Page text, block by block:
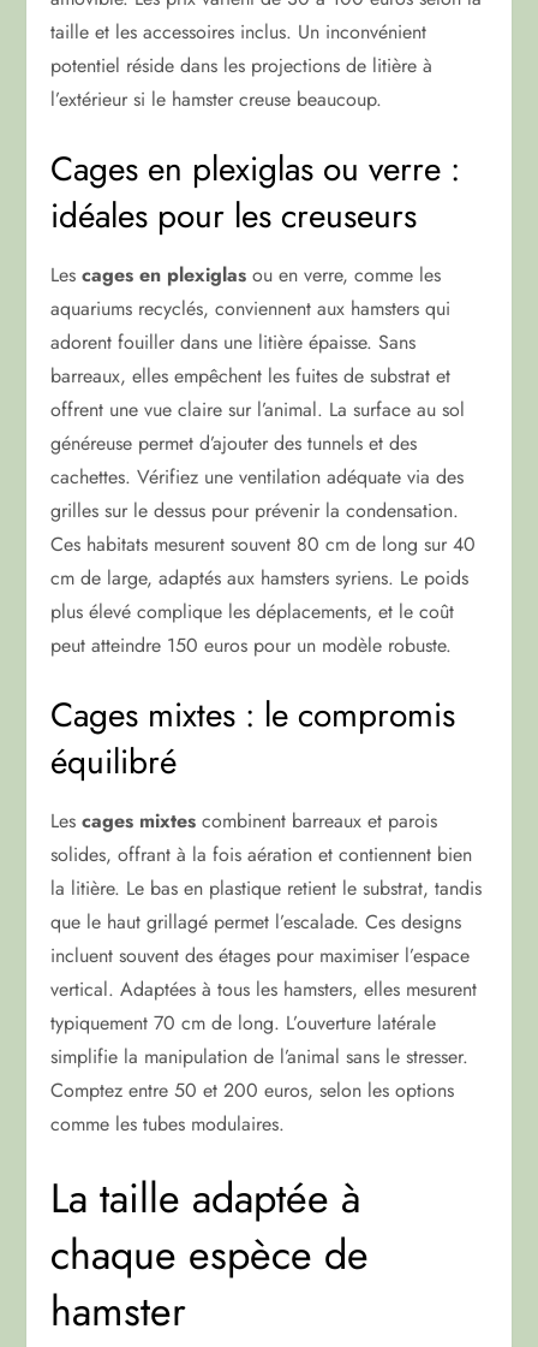
taille et les accessoires inclus. Un inconvénient
potentiel réside dans les projections de litière à
l’extérieur si le hamster creuse beaucoup.
Cages en plexiglas ou verre :
idéales pour les creuseurs
Lescages en plexiglas ou en verre, comme les
aquariums recyclés, conviennent aux hamsters qui
adorent fouiller dans une litière épaisse. Sans
barreaux, elles empêchent les fuites de substrat et
offrent une vue claire sur l’animal. La surface au sol
généreuse permet d’ajouter des tunnels et des
cachettes. Vérifiez une ventilation adéquate via des
grilles sur le dessus pour prévenir la condensation.
Ces habitats mesurent souvent 80 cm de long sur 40
cm de large, adaptés aux hamsters syriens. Le poids
plus élevé complique les déplacements, et le coût
peut atteindre 150 euros pour un modèle robuste.
Cages mixtes : le compromis
équilibré
Lescages mixtes combinent barreaux et parois
solides, offrant à la fois aération et contiennent bien
la litière. Le bas en plastique retient le substrat, tandis
que le haut grillagé permet l’escalade. Ces designs
incluent souvent des étages pour maximiser l’espace
vertical. Adaptées à tous les hamsters, elles mesurent
typiquement 70 cm de long. L’ouverture latérale
simplifie la manipulation de l’animal sans le stresser.
Comptez entre 50 et 200 euros, selon les options
comme les tubes modulaires.
La taille adaptée à
chaque espèce de
hamster